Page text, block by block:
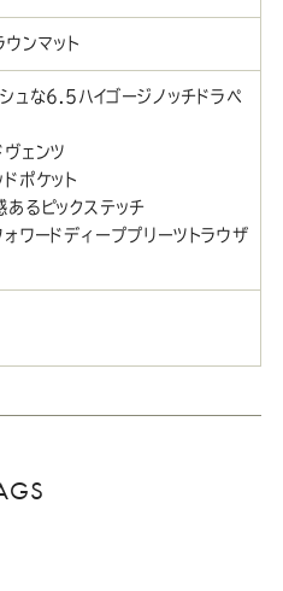
ンマット
シュな6.5ハイゴージノッチドラペ
ヴェンツ
ポケット
あるピックステッチ
ォワードディーププリーツトラウザ